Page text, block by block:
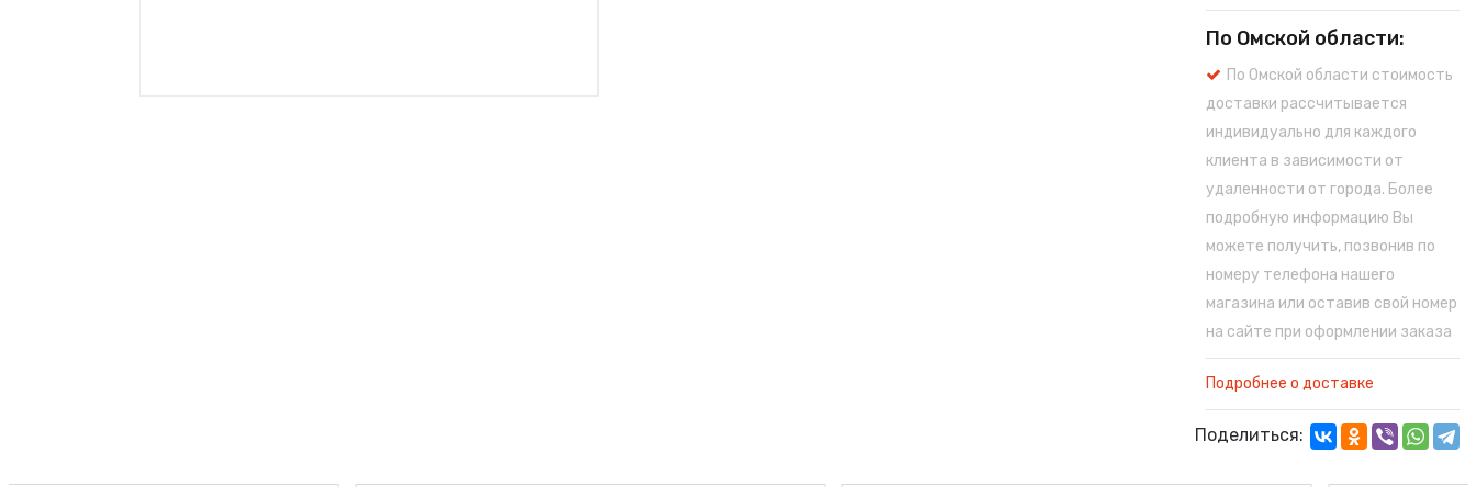
По Омской области:
По Омской области стоимость
доставки рассчитывается
индивидуально для каждого
клиента в зависимости от
удаленности от города. Более
подробную информацию Вы
можете получить, позвонив по
номеру телефона нашего
магазина или оставив свой номер
на сайте при оформлении заказа
Подробнее о доставке
Поделиться: